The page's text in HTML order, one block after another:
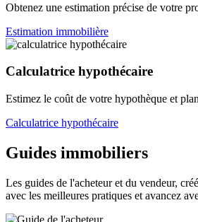
Obtenez une estimation précise de votre
Estimation immobilière
Calculatrice hypothécaire
Estimez le coût de votre hypothèque et
Calculatrice hypothécaire
Guides immobiliers
Les guides de l'acheteur et du vendeur,
avec les meilleures pratiques et avancez